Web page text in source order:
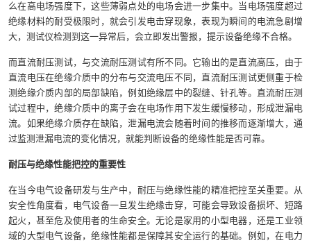
么在高电场强度下，这些薄弱点处的电场会进一步集中。当电场强度超过
绝缘材料的耐受极限时，就会引发电击穿现象，表现为瞬间的电流急剧增
大，测试仪检测到这一异常后，会立即发出警报，提示设备绝缘不合格。
而直流耐压测试，与交流耐压测试有所不同。它输出的是直流高压，由于
直流电压在绝缘介质中的分布与交流电压不同，直流耐压测试更侧重于检
测绝缘介质内部的局部缺陷，例如绝缘层中的裂缝、针孔等。直流耐压测
试过程中，绝缘介质中的离子会在电场作用下发生缓慢移动，形成泄漏电
流。如果绝缘介质存在缺陷，泄漏电流会随着时间的推移而逐渐增大，通
过监测泄漏电流的变化情况，就能判断设备的绝缘性能是否可靠。
耐压与绝缘性能把控的重要性
在当今电气设备研发与生产中，耐压与绝缘性能的精准把控至关重要。从
安全性角度看，电气设备一旦发生绝缘击穿，可能会导致设备损坏、短路
起火，甚至危及使用者的生命安全。无论是家用的小型电器，还是工业领
域的大型电气设备，绝缘性能都是保障其安全运行的基础。例如，在电力